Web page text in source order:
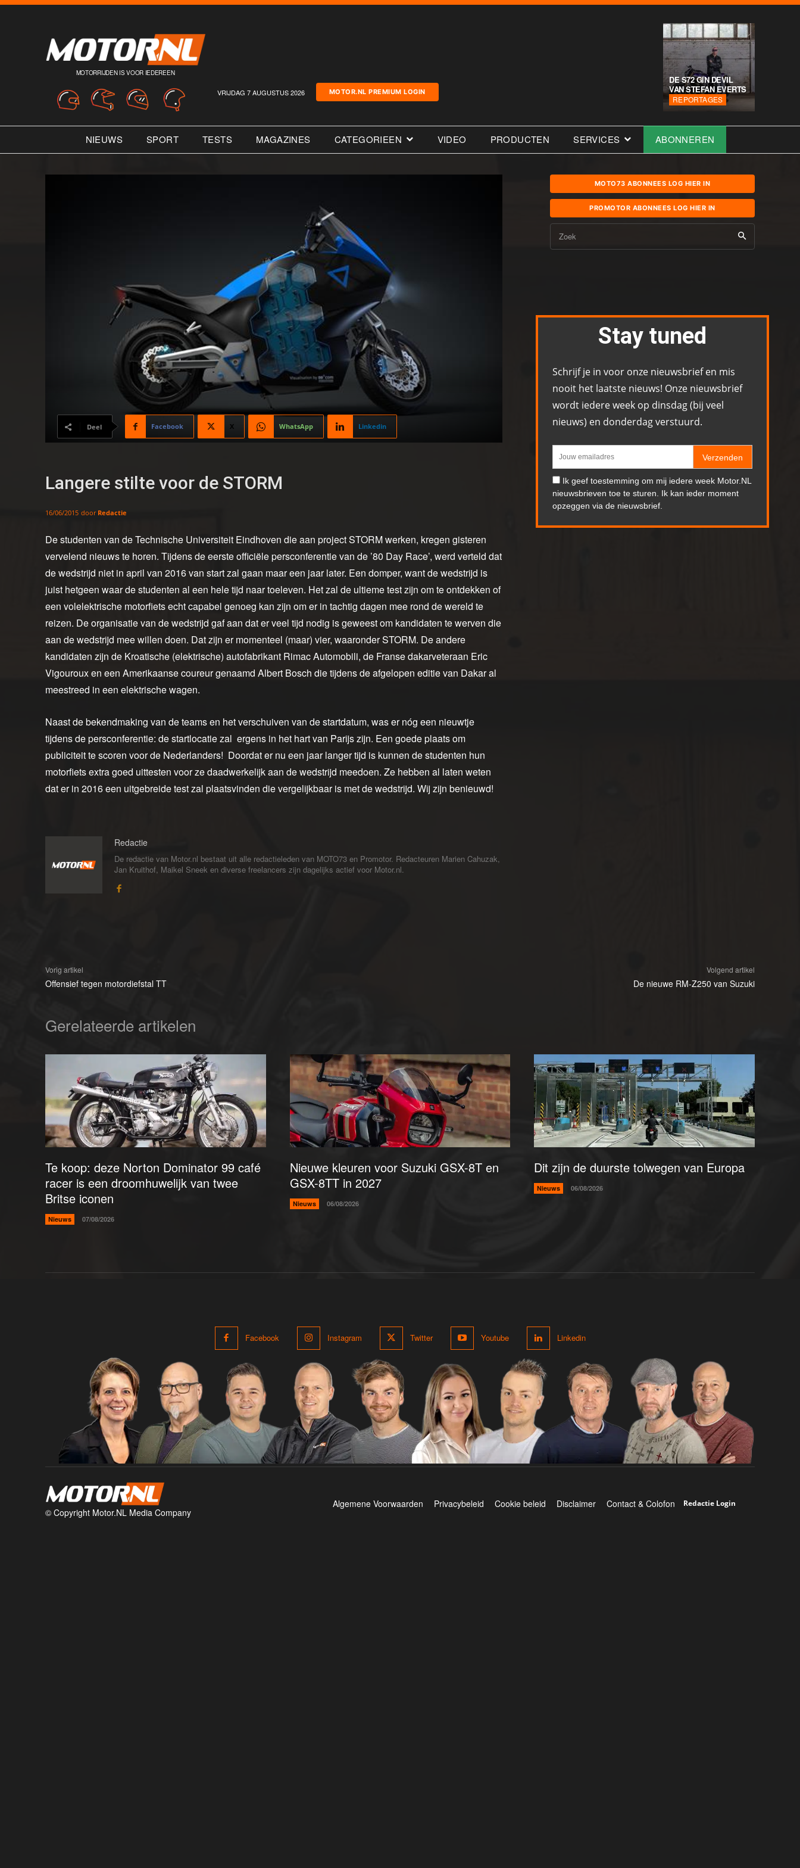
MOTORRIJDEN IS VOOR IEDEREEN
VRIJDAG 7 AUGUSTUS 2026 MOTOR.NL PREMIUM LOGIN
DE S72 GIN DEVIL
VAN STEFAN EVERTS
REPORTAGES
NIEUWS SPORT TESTS MAGAZINES CATEGORIEEN VIDEO PRODUCTEN SERVICES ABONNEREN
Deel Facebook X WhatsApp Linkedin
Langere stilte voor de STORM
16/06/2015 door Redactie
De studenten van de Technische Universiteit Eindhoven die aan project STORM werken, kregen gisteren
vervelend nieuws te horen. Tijdens de eerste officiële persconferentie van de ’80 Day Race’, werd verteld dat
de wedstrijd niet in april van 2016 van start zal gaan maar een jaar later. Een domper, want de wedstrijd is
juist hetgeen waar de studenten al een hele tijd naar toeleven. Het zal de ultieme test zijn om te ontdekken of
een volelektrische motorfiets echt capabel genoeg kan zijn om er in tachtig dagen mee rond de wereld te
reizen. De organisatie van de wedstrijd gaf aan dat er veel tijd nodig is geweest om kandidaten te werven die
aan de wedstrijd mee willen doen. Dat zijn er momenteel (maar) vier, waaronder STORM. De andere
kandidaten zijn de Kroatische (elektrische) autofabrikant Rimac Automobili, de Franse dakarveteraan Eric
Vigouroux en een Amerikaanse coureur genaamd Albert Bosch die tijdens de afgelopen editie van Dakar al
meestreed in een elektrische wagen.
Naast de bekendmaking van de teams en het verschuiven van de startdatum, was er nóg een nieuwtje
tijdens de persconferentie: de startlocatie zal ergens in het hart van Parijs zijn. Een goede plaats om
publiciteit te scoren voor de Nederlanders! Doordat er nu een jaar langer tijd is kunnen de studenten hun
motorfiets extra goed uittesten voor ze daadwerkelijk aan de wedstrijd meedoen. Ze hebben al laten weten
dat er in 2016 een uitgebreide test zal plaatsvinden die vergelijkbaar is met de wedstrijd. Wij zijn benieuwd!
Redactie
De redactie van Motor.nl bestaat uit alle redactieleden van MOTO73 en Promotor. Redacteuren Marien Cahuzak,
Jan Kruithof, Maikel Sneek en diverse freelancers zijn dagelijks actief voor Motor.nl.
MOTO73 ABONNEES LOG HIER IN
PROMOTOR ABONNEES LOG HIER IN
Zoek
Stay tuned
Schrijf je in voor onze nieuwsbrief en mis
nooit het laatste nieuws! Onze nieuwsbrief
wordt iedere week op dinsdag (bij veel
nieuws) en donderdag verstuurd.
Verzenden
Ik geef toestemming om mij iedere week Motor.NL
nieuwsbrieven toe te sturen. Ik kan ieder moment
opzeggen via de nieuwsbrief.
Vorig artikel
Offensief tegen motordiefstal TT
Volgend artikel
De nieuwe RM-Z250 van Suzuki
Gerelateerde artikelen
Te koop: deze Norton Dominator 99 café
racer is een droomhuwelijk van twee
Britse iconen
Nieuws 07/08/2026
Nieuwe kleuren voor Suzuki GSX-8T en
GSX-8TT in 2027
Nieuws 06/08/2026
Dit zijn de duurste tolwegen van Europa
Nieuws 06/08/2026
Facebook Instagram Twitter Youtube Linkedin
© Copyright Motor.NL Media Company
Algemene Voorwaarden Privacybeleid Cookie beleid Disclaimer Contact & Colofon Redactie Login